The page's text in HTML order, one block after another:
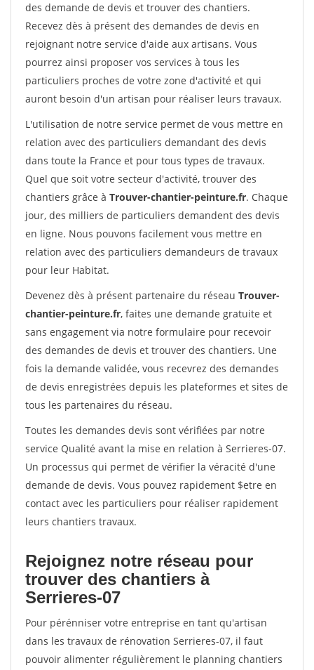
des demande de devis et trouver des chantiers.
Recevez dès à présent des demandes de devis en
rejoignant notre service d'aide aux artisans. Vous
pourrez ainsi proposer vos services à tous les
particuliers proches de votre zone d'activité et qui
auront besoin d'un artisan pour réaliser leurs travaux.
L'utilisation de notre service permet de vous mettre en
relation avec des particuliers demandant des devis
dans toute la France et pour tous types de travaux.
Quel que soit votre secteur d'activité, trouver des
chantiers grâce à Trouver-chantier-peinture.fr. Chaque
jour, des milliers de particuliers demandent des devis
en ligne. Nous pouvons facilement vous mettre en
relation avec des particuliers demandeurs de travaux
pour leur Habitat.
Devenez dès à présent partenaire du réseau Trouver-
chantier-peinture.fr, faites une demande gratuite et
sans engagement via notre formulaire pour recevoir
des demandes de devis et trouver des chantiers. Une
fois la demande validée, vous recevrez des demandes
de devis enregistrées depuis les plateformes et sites de
tous les partenaires du réseau.
Toutes les demandes devis sont vérifiées par notre
service Qualité avant la mise en relation à Serrieres-07.
Un processus qui permet de vérifier la véracité d'une
demande de devis. Vous pouvez rapidement $etre en
contact avec les particuliers pour réaliser rapidement
leurs chantiers travaux.
Rejoignez notre réseau pour
trouver des chantiers à
Serrieres-07
Pour pérénniser votre entreprise en tant qu'artisan
dans les travaux de rénovation Serrieres-07, il faut
pouvoir alimenter régulièrement le planning chantiers